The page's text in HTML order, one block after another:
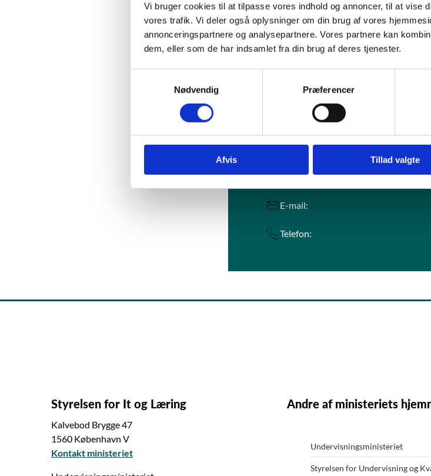
Vi bruger cookies til at tilpasse vores indhold og annoncer, til at vise
vores trafik. Vi deler også oplysninger om din brug af vores
annonceringspartnere og analysepartnere. Vores partnere kan
dem, eller som de har indsamlet fra din brug af deres tjenester.
v
Nødvendig Præferencer
Afvis Tillad valgte
Deltage i udviklingsarbejdet sammen med
Løsningsarkitekt kan enten være ansat i STIL
Kontakt
Styrelsen for It og Læring
E-mail:
Telefon:
Styrelsen for It og Læring
Kalvebod Brygge 47
1560 København V
Kontakt ministeriet
Andre af ministeriets
Undervisningsministeriet
Styrelsen for Undervisning og